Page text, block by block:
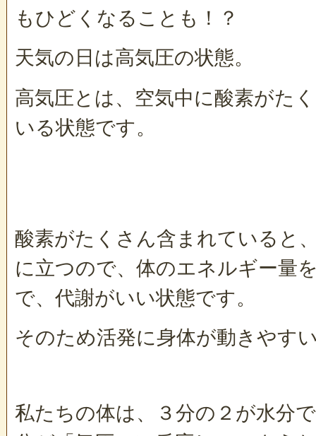
もひどくなることも！？
天気の日は高気圧の状態。
高気圧とは、空気中に酸素がた
いる状態です。
酸素がたくさん含まれていると
に立つので、体のエネルギー量
で、代謝がいい状態です。
そのため活発に身体が動きやす
私たちの体は、３分の２が水分